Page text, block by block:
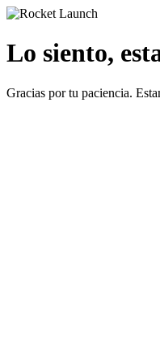
Lo siento,
Gracias por tu paciencia.